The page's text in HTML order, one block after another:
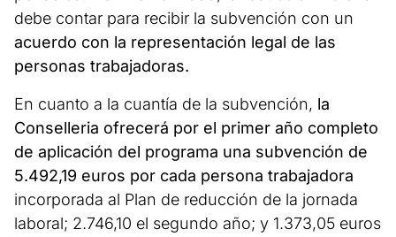
debe contar para recibir la subvención con un
acuerdo con la representación legal de las
personas trabajadoras.
En cuanto a la cuantía de la subvención, la
Conselleria ofrecerá por el primer año completo
de aplicación del programa una subvención de
5.492,19 euros por cada persona trabajadora
incorporada al Plan de reducción de la jornada
laboral; 2.746,10 el segundo año; y 1.373,05 euros